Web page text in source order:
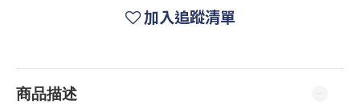
加入追蹤清單
商品描述